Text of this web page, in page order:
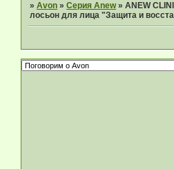
»Avon »Серия Anew »ANEW
лосьон для лица "Защита и